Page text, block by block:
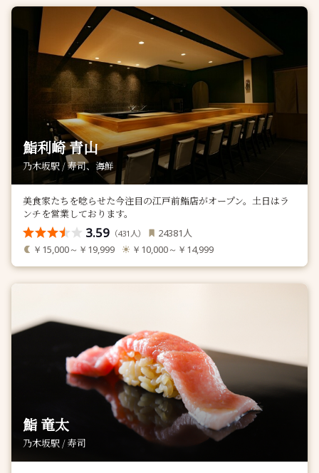
鮨利崎 青山
乃木坂駅 / 寿司、海鮮
美食家たちを唸らせた今注目の江戸前鮨店がオープン。土日はラ
ンチを営業しております。
3.59 （431 人） 24381 人
￥15,000～￥19,999 ￥10,000～￥14,999
鮨 竜太
乃木坂駅 / 寿司